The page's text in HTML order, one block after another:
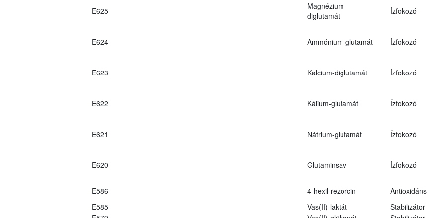
E625
Magnézium-
diglutamát
Ízfokozó
E624 Ammónium-glutamát Ízfokozó
E623 Kalcium-diglutamát Ízfokozó
E622 Kálium-glutamát Ízfokozó
E621 Nátrium-glutamát Ízfokozó
E620 Glutaminsav Ízfokozó
E586
4-hexil-rezorcin Antioxidáns
E585
Vas(II)-laktát
Stabilizátor